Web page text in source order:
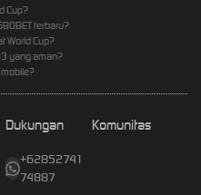
Cup?
terbaru?
World Cup?
yang aman?
Dukungan
+62852741
74887
Komunitas